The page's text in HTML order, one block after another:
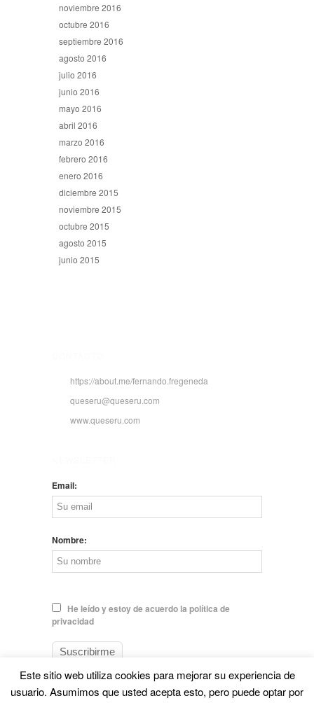
noviembre 2016
octubre 2016
septiembre 2016
agosto 2016
julio 2016
junio 2016
mayo 2016
abril 2016
marzo 2016
febrero 2016
enero 2016
diciembre 2015
noviembre 2015
octubre 2015
agosto 2015
junio 2015
https://about.me/fernando.fregeneda
queseru@queseru.com
www.queseru.com
Email:
Nombre:
He leído y estoy de acuerdo la política de
privacidad
Este sitio web utiliza cookies para mejorar su experiencia de
usuario. Asumimos que usted acepta esto, pero puede optar por